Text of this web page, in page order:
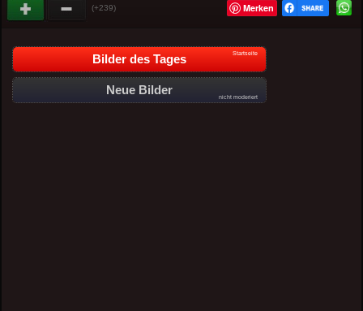
(+239) Merken
Bilder des Tages Startseite
Neue Bilder
nicht moderiert